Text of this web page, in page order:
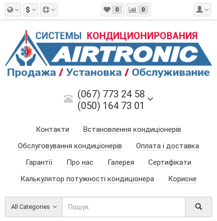
$ 0 0
(067) 773 24 58
(050) 164 73 01
Контакти
Встановлення кондиціонерів
Обслуговування кондиціонерів
Оплата і доставка
Гарантії
Про нас Галерея
Сертифікати
Калькулятор потужності кондиціонера
Корисне
All Categories